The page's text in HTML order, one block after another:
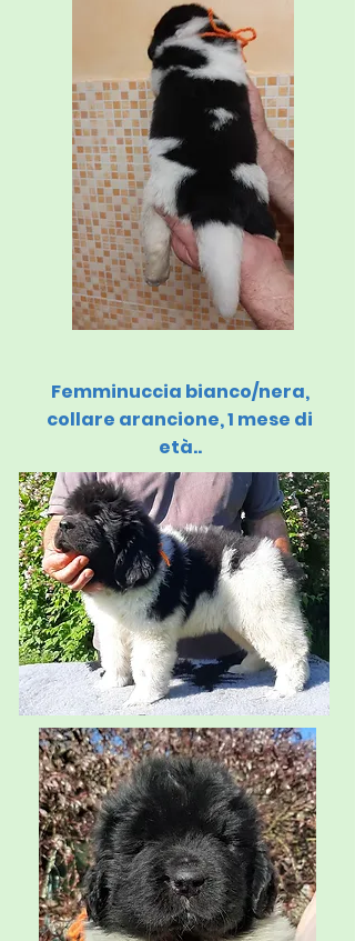
Femminuccia bianco/nera,
collare arancione, 1 mese di
età..